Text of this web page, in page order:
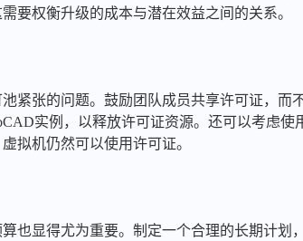
要权衡升级的成本与潜在效益之间的关系。
紧张的问题。鼓励团队成员共享许可证，而
实例，以释放许可证资源。还可以考虑使
拟机仍然可以使用许可证。
也显得尤为重要。制定一个合理的长期计划